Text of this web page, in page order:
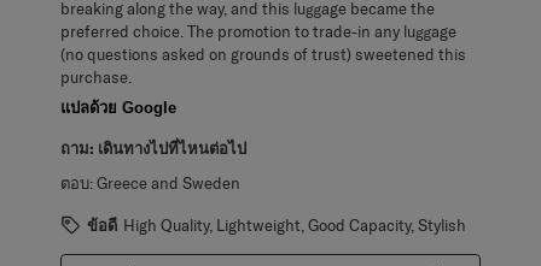
breaking along the way, and this luggage became the
preferred choice. The promotion to trade-in any luggage
(no questions asked on grounds of trust) sweetened this
purchase.
แปลด้วย Google
ถาม: เดินทางไปที่ไหนต่อไป
ตอบ:Greece and Sweden
ข้อดี High Quality, Lightweight, Good Capacity, Stylish